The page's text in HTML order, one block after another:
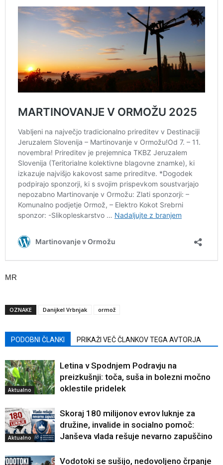
MR
OZNAKE Danijkel Vrbnjak ormož
PODOBNI ČLANKI PRIKAŽI VEČ ČLANKOV TEGA AVTORJA
Aktualno
Letina v Spodnjem Podravju na
preizkušnji: toča, suša in bolezni močno
oklestile pridelek
Aktualno
Skoraj 180 milijonov evrov luknje za
družine, invalide in socialno pomoč:
Janševa vlada rešuje nevarno zapuščino
Vodotoki se sušijo, nedovoljeno črpanje